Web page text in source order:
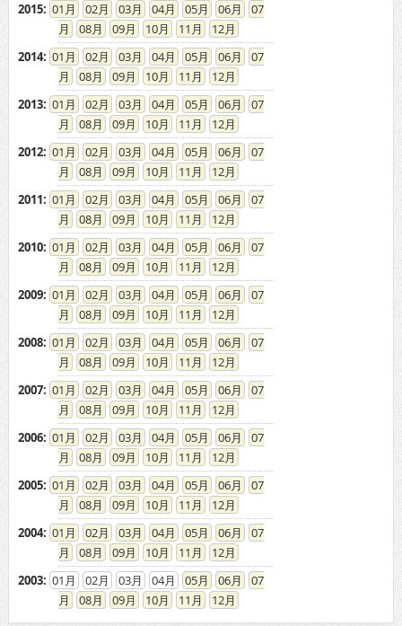
2015: 01 02 03 04 05 06
07
08
09 10 11
12
2014: 01 02 03 04 05 06
07
08
09 10 11
12
2013: 01 02 03 04 05 06
07
08
09 10 11
12
2012: 01 02 03 04 05 06
07
08
09 10 11
12
2011: 01 02 03 04 05 06
07
08
09 10 11
12
2010: 01 02 03 04 05 06
07
08
09 10 11
12
2009: 01 02 03 04 05 06
07
08
09 10 11
12
2008: 01 02 03 04 05 06
07
08
09 10 11
12
2007: 01 02 03 04 05 06
07
08
09 10 11
12
2006: 01 02 03 04 05 06
07
08
09 10 11
12
2005: 01 02 03 04 05 06
07
08
09 10 11
12
2004: 01 02 03 04 05 06
07
08
09 10 11
12
2003: 01 02 03 04 05 06
07
08
09 10 11 12